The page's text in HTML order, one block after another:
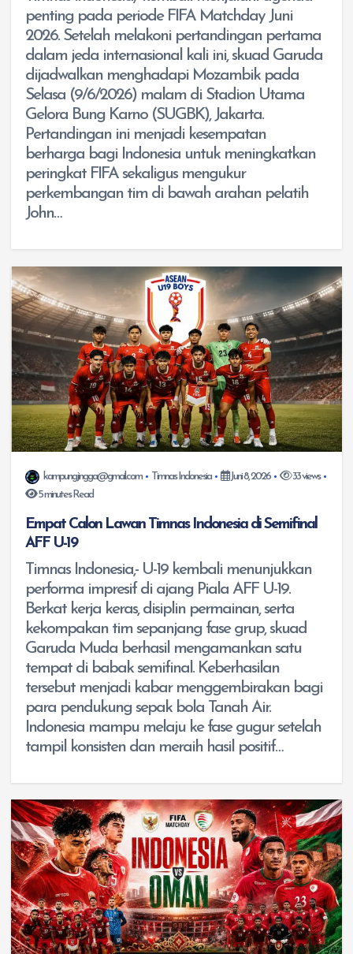
penting pada periode FIFA Matchday Juni
2026. Setelah melakoni pertandingan pertama
dalam jeda internasional kali ini, skuad Garuda
dijadwalkan menghadapi Mozambik pada
Selasa (9/6/2026) malam di Stadion Utama
Gelora Bung Karno (SUGBK), Jakarta.
Pertandingan ini menjadi kesempatan
berharga bagi Indonesia untuk meningkatkan
peringkat FIFA sekaligus mengukur
perkembangan tim di bawah arahan pelatih
John…
kampungjingga@gmail.com Timnas Indonesia Juni 8, 2026
33 views
5 minutes Read
Empat Calon Lawan Timnas Indonesia di Semifinal
AFF U-19
Timnas Indonesia,- U-19 kembali menunjukkan
performa impresif di ajang Piala AFF U-19.
Berkat kerja keras, disiplin permainan, serta
kekompakan tim sepanjang fase grup, skuad
Garuda Muda berhasil mengamankan satu
tempat di babak semifinal. Keberhasilan
tersebut menjadi kabar menggembirakan bagi
para pendukung sepak bola Tanah Air.
Indonesia mampu melaju ke fase gugur setelah
tampil konsisten dan meraih hasil positif…